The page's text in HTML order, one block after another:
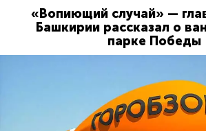
«Вопиющий случай» —
Башкирии рассказал о
парке Победы